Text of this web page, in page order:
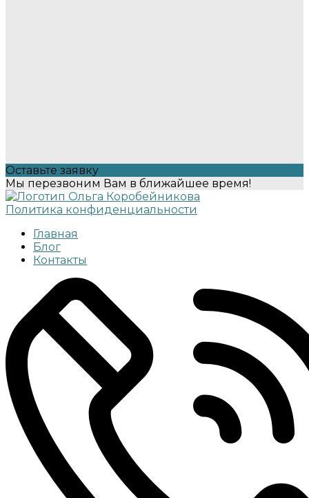
Оставьте заявку
Мы перезвоним Вам в ближайшее время!
Политика конфиденциальности
Главная
Блог
Контакты